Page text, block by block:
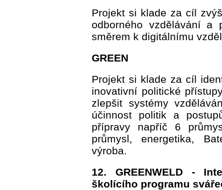
Projekt si klade za cíl
odborného vzdělávání a
směrem k digitálnímu
GREEN
Projekt si klade za cíl
inovativní politické
zlepšit systémy
účinnost politik a
přípravy napříč 6
průmysl, energetika,
výroba.
12. GREENWELD -
školícího programu